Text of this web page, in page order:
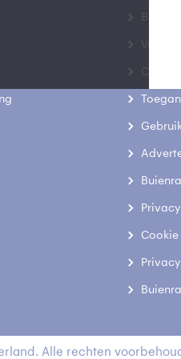
Contact
Alle rechten